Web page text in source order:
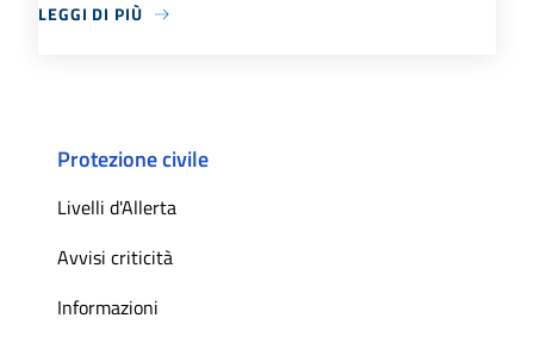
LEGGI DI PIÙ
Protezione civile
Livelli d'Allerta
Avvisi criticità
Informazioni